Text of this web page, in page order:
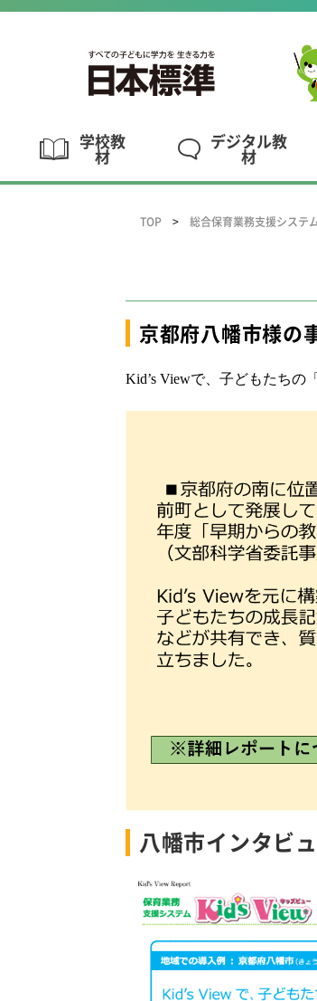
学校教
材
デジタル教
材
TOP 総合保育業務支援システ
京都府八幡市様の
Kid’s Viewで、 子どもたちの
八幡市インタビ